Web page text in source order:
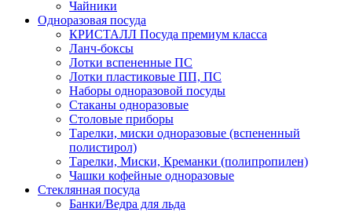
Чайники
Одноразовая посуда
КРИСТАЛЛ Посуда премиум класса
Ланч-боксы
Лотки вспененные ПС
Лотки пластиковые ПП, ПС
Наборы одноразовой посуды
Стаканы одноразовые
Столовые приборы
Тарелки, миски одноразовые (вспененный
полистирол)
Тарелки, Миски, Креманки (полипропилен)
Чашки кофейные одноразовые
Стеклянная посуда
Банки/Ведра для льда